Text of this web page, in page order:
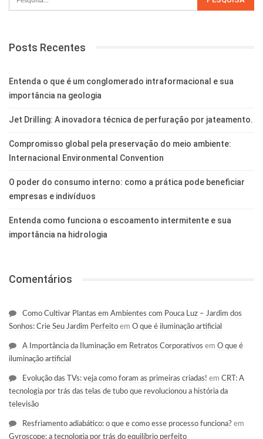
Posts Recentes
Entenda o que é um conglomerado intraformacional e sua
importância na geologia
Jet Drilling: A inovadora técnica de perfuração por jateamento.
Compromisso global pela preservação do meio ambiente:
Internacional Environmental Convention
O poder do consumo interno: como a prática pode beneficiar
empresas e indivíduos
Entenda como funciona o escoamento intermitente e sua
importância na hidrologia
Comentários
Como Cultivar Plantas em Ambientes com Pouca Luz – Jardim dos
Sonhos: Crie Seu Jardim Perfeito em O que é iluminação artificial
A Importância da Iluminação em Retratos Corporativos em O que é
iluminação artificial
Evolução das TVs: veja como foram as primeiras criadas! em CRT: A
tecnologia por trás das telas de tubo que revolucionou a história da
televisão
Resfriamento adiabático: o que e como esse processo funciona? em
Gyroscope: a tecnologia por trás do equilíbrio perfeito